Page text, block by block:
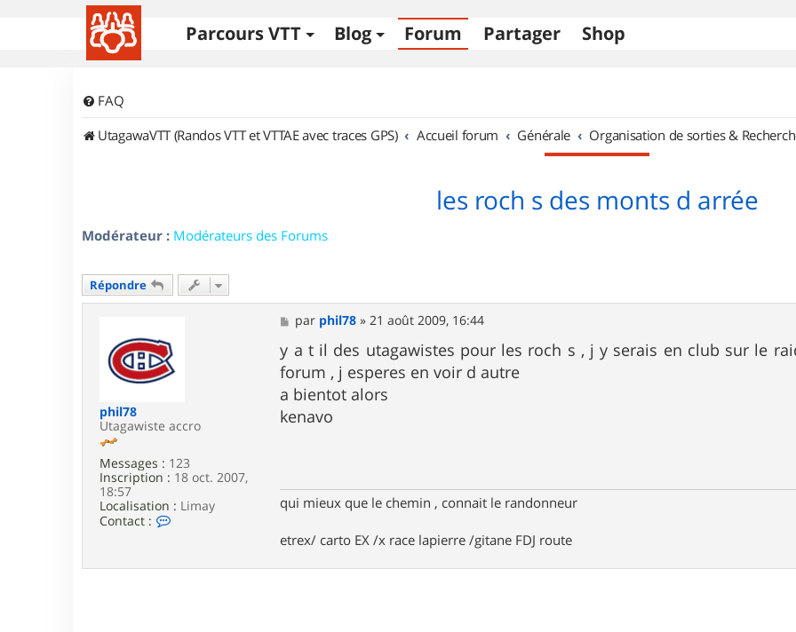
Parcours VTT Blog Forum Partager Shop
FAQ
UtagawaVTT (Randos VTT et VTTAE avec traces GPS)
Accueil forum Générale Organisation de sorties &
les roch s des monts d arrée
Modérateur : Modérateurs des Forums
Répondre
phil78
Utagawiste accro
Messages : 123
Inscription : 18 oct. 2007,
18:57
Localisation : Limay
Contact :
M
e
s
s
a
g
e
par phil78 »21 août 2009, 16:44
y a t il des utagawistes pour les roch s , j y serais en club sur le
forum , j esperes en voir d autre
a bientot alors
kenavo
qui mieux que le chemin , connait le randonneur
etrex/ carto EX /x race lapierre /gitane FDJ route